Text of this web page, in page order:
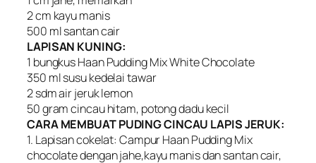
2 cm kayu manis
500 ml santan cair
LAPISAN KUNING:
1 bungkus Haan Pudding Mix White Chocolate
350 ml susu kedelai tawar
2 sdm air jeruk lemon
50 gram cincau hitam, potong dadu kecil
CARA MEMBUAT PUDING CINCAU LAPIS JERUK:
1. Lapisan cokelat: Campur Haan Pudding Mix
chocolate dengan jahe,kayu manis dan santan cair,